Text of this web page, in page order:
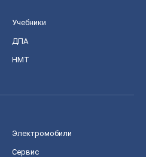
Учебники
ДПА
НМТ
Электромобили
Сервис